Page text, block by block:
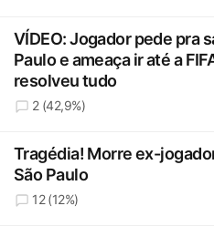
VÍDEO: Jogador pede pra
Paulo e ameaça ir até a
resolveu tudo
2 (42,9%)
Tragédia! Morre ex-
São Paulo
12 (12%)